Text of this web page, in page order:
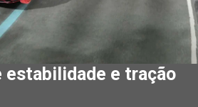
e tração